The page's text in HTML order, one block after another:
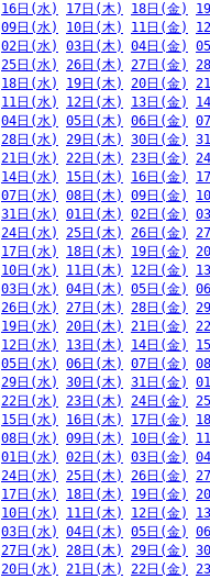
16日(水) 17日(木) 18日(金)
09日(水) 10日(木) 11日(金)
02日(水) 03日(木) 04日(金)
25日(水) 26日(木) 27日(金)
18日(水) 19日(木) 20日(金)
11日(水) 12日(木) 13日(金)
04日(水) 05日(木) 06日(金)
28日(水) 29日(木) 30日(金)
21日(水) 22日(木) 23日(金)
14日(水) 15日(木) 16日(金)
07日(水) 08日(木) 09日(金)
31日(水) 01日(木) 02日(金)
24日(水) 25日(木) 26日(金)
17日(水) 18日(木) 19日(金)
10日(水) 11日(木) 12日(金)
03日(水) 04日(木) 05日(金)
26日(水) 27日(木) 28日(金)
19日(水) 20日(木) 21日(金)
12日(水) 13日(木) 14日(金)
05日(水) 06日(木) 07日(金)
29日(水) 30日(木) 31日(金)
22日(水) 23日(木) 24日(金)
15日(水) 16日(木) 17日(金)
08日(水) 09日(木) 10日(金)
01日(水) 02日(木) 03日(金)
24日(水) 25日(木) 26日(金)
17日(水) 18日(木) 19日(金)
10日(水) 11日(木) 12日(金)
03日(水) 04日(木) 05日(金)
27日(水) 28日(木) 29日(金)
20日(水) 21日(木) 22日(金)